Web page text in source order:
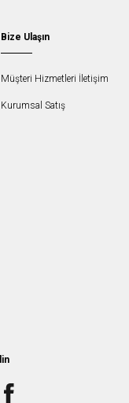
Bize Ulaşın
Müşteri Hizmetleri İletişim
Kurumsal Satış